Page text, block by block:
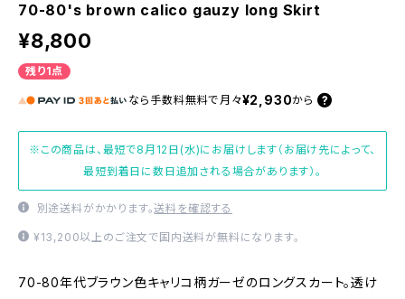
70-80's brown calico gauzy long Skirt
¥8,800
残り1点
なら 手数料無料で 月々¥2,930から
※この商品は、最短で8月12日(水)にお届けします（お届け先によって、
最短到着日に数日追加される場合があります）。
別途送料がかかります。送料を確認する
¥13,200以上のご注文で国内送料が無料になります。
70-80年代ブラウン色キャリコ柄ガーゼのロングスカート。透け